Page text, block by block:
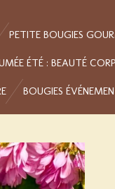
PETITE BOUGIES
ÉTÉ : BEAUTÉ
BOUGIES